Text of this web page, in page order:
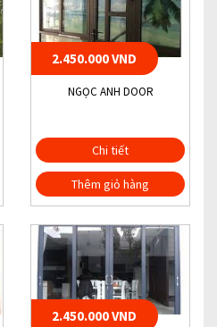
2.450.000 VND
NGỌC ANH DOOR
Chi tiết
Thêm giỏ hàng
2.450.000 VND